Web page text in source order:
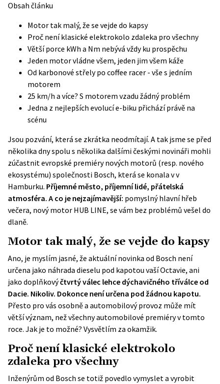
Obsah článku
Motor tak malý, že se vejde do kapsy
Proč není klasické elektrokolo zdaleka pro všechny
Větší porce kWh a Nm nebývá vždy ku prospěchu
Jeden motor vládne všem, jeden jim všem káže
Od karbonové střely po coffee racer - vše s jedním
motorem
25 km/h a více? S motorem vzadu žádný problém
Jedna z nejlepších evolucí e-biku přichází právě na
scénu
Jsou pozvání, která se zkrátka neodmítají. A tak jsme se před
několika dny spolu s několika dalšími českými novináři mohli
zúčastnit evropské premiéry nových motorů (resp. nového
ekosystému) společnosti Bosch, která se konala v v
Hamburku. Příjemné město, příjemní lidé, přátelská
atmosféra. A co je nejzajímavější: pomyslný hlavní hřeb
večera, nový motor HUB LINE, se vám bez problémů vešel do
dlaně.
Motor tak malý, že se vejde do kapsy
Ano, je myslím jasné, že aktuální novinka od Bosch není
určena jako náhrada dieselu pod kapotou vaší Octavie, ani
jako doplňkovýčtvrtý válec lehce dýchavičného tříválce od
Dacie. Nikoliv. Dokonce není určena pod žádnou kapotu.
Přesto pro vás osobně a automobilový provoz může mít
větší význam, než všechny automobilové premiéry v tomto
roce. Jak je to možné? Vysvětlím za okamžik.
Proč není klasické elektrokolo
zdaleka pro všechny
Inženýrům od Bosch se totiž povedlo vymyslet a vyrobit